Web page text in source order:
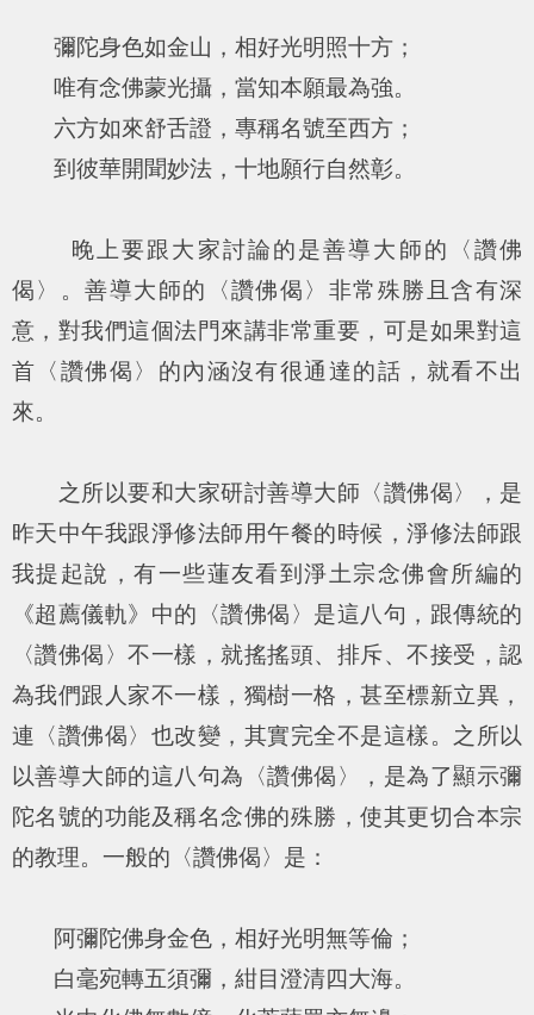
彌陀身色如金山，相好光明照十方；
唯有念佛蒙光攝，當知本願最為強。
六方如來舒舌證，專稱名號至西方；
到彼華開聞妙法，十地願行自然彰。
晚上要跟大家討論的是善導大師的〈讚佛
偈〉。善導大師的〈讚佛偈〉非常殊勝且含有深
意，對我們這個法門來講非常重要，可是如果對這
首〈讚佛偈〉的內涵沒有很通達的話，就看不出
來。
之所以要和大家研討善導大師〈讚佛偈〉，是
昨天中午我跟淨修法師用午餐的時候，淨修法師跟
我提起說，有一些蓮友看到淨土宗念佛會所編的
《超薦儀軌》中的〈讚佛偈〉是這八句，跟傳統的
〈讚佛偈〉不一樣，就搖搖頭、排斥、不接受，認
為我們跟人家不一樣，獨樹一格，甚至標新立異，
連〈讚佛偈〉也改變，其實完全不是這樣。之所以
以善導大師的這八句為〈讚佛偈〉，是為了顯示彌
陀名號的功能及稱名念佛的殊勝，使其更切合本宗
的教理。一般的〈讚佛偈〉是：
阿彌陀佛身金色，相好光明無等倫；
白毫宛轉五須彌，紺目澄清四大海。